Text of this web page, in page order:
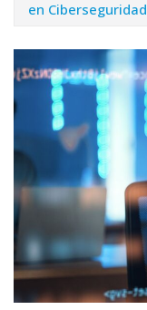
en Ciberseguridad